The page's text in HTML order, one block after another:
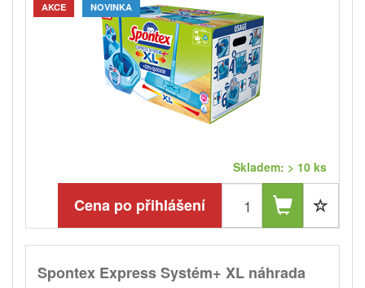
AKCE NOVINKA
Skladem: > 10 ks
Cena po přihlášení
Spontex Express Systém+ XL náhrada